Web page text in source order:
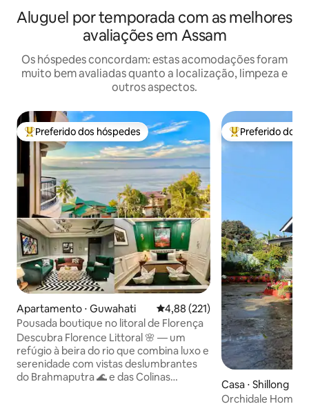
Aluguel por temporada com as melhores
avaliações em Assam
Os hóspedes concordam: estas acomodações foram
muito bem avaliadas quanto a localização, limpeza e
outros aspectos.
Entre os melhores preferidos dos hóspedes
Preferido dos hóspedes
Apartamento ⋅ Guwahati 4,88 de uma avaliação média de
4,88 (221)
Pousada boutique no litoral de Florença
Descubra Florence Littoral 🌸 — um
refúgio à beira do rio que combina luxo e
serenidade com vistas deslumbrantes
do Brahmaputra 🌊 e das Colinas
Entre os
Preferido dos
Casa ⋅ Shillong
Orchidale